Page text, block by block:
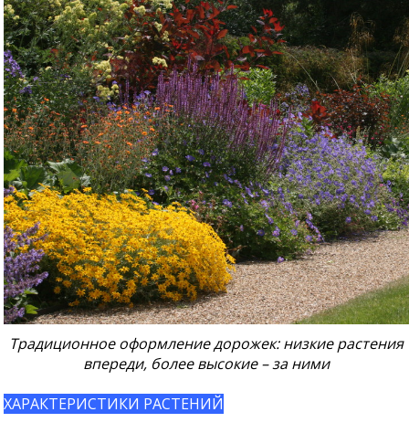
Традиционное оформление дорожек: низкие растения
впереди, более высокие – за ними
ХАРАКТЕРИСТИКИ РАСТЕНИЙ